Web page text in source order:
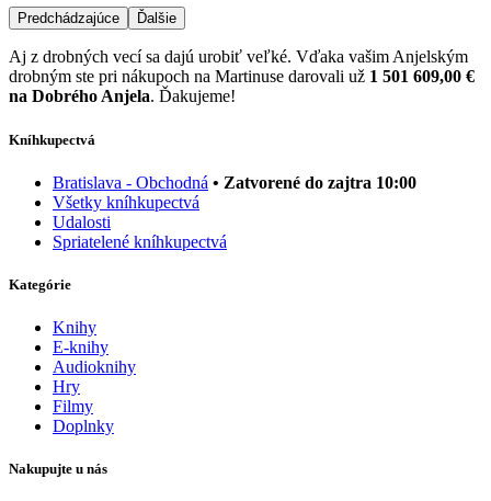
Predchádzajúce Ďalšie
Aj z drobných vecí sa dajú urobiť veľké. Vďaka vašim Anjelským
drobným ste pri nákupoch na Martinuse darovali už 1 501 609,00 €
na Dobrého Anjela. Ďakujeme!
Kníhkupectvá
Bratislava - Obchodná • Zatvorené do zajtra 10:00
Všetky kníhkupectvá
Udalosti
Spriatelené kníhkupectvá
Kategórie
Knihy
E-knihy
Audioknihy
Hry
Filmy
Doplnky
Nakupujte u nás